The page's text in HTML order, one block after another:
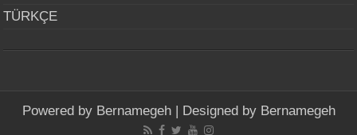
TÜRKÇE
Powered by Bernamegeh| Designed by Bernamegeh